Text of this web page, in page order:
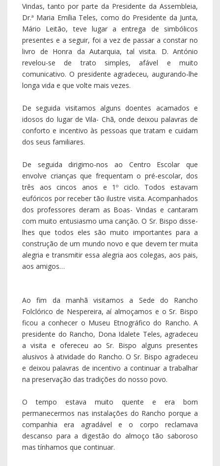
De seguida dirigimo-nos ao Centro Escolar que
envolve crianças que frequentam o pré-escolar, dos
três aos cincos anos e 1º ciclo. Todos estavam
eufóricos por receber tão ilustre visita. Acompanhados
dos professores deram as Boas- Vindas e cantaram
com muito entusiasmo uma canção. O Sr. Bispo disse-
lhes que todos eles são muito importantes para a
alegria e transmitir essa alegria aos colegas, aos pais,
aos amigos…
Folclórico de Nespereira, aí almoçamos e o Sr. Bispo
ficou a conhecer o Museu Etnográfico do Rancho. A
presidente do Rancho, Dona Idalete Teles, agradeceu
a visita e ofereceu ao Sr. Bispo alguns presentes
alusivos à atividade do Rancho. O Sr. Bispo agradeceu
e deixou palavras de incentivo a continuar a trabalhar
na preservação das tradições do nosso povo.
O tempo estava muito quente e era bom
permanecermos nas instalações do Rancho porque a
mas tínhamos que continuar.
No programa estava previsto a visita aos doentes e
pessoas que viviam sós no Lugar de Ervilhais e Pindelo
e assim aconteceu.
Pelas 18:00, o Sr. Bispo celebrou missa na Capela de
Ervilhais. Quase todo o lugar estava presente para
O jantar na Residência paroquial foi com todos os
presidentes das associações da paróquia. Depois do
jantar, o Pastor reuniu com os movimentos paroquiais
no Centro paroquial. Apresentaram-se os vários